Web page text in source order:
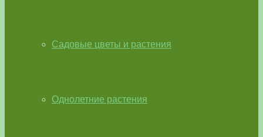
Садовые цветы и растения
Однолетние растения